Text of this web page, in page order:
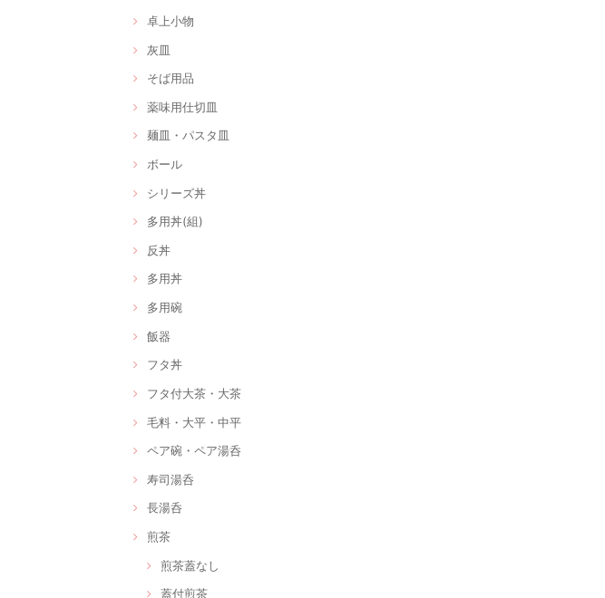
卓上小物
灰皿
そば用品
薬味用仕切皿
麺皿・パスタ皿
ボール
シリーズ丼
多用丼(組)
反丼
多用丼
多用碗
飯器
フタ丼
フタ付大茶・大茶
毛料・大平・中平
ペア碗・ペア湯呑
寿司湯呑
長湯呑
煎茶
煎茶蓋なし
蓋付煎茶